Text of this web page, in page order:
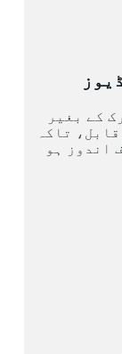
کے بغیر
تاکہ
اندوز ہو